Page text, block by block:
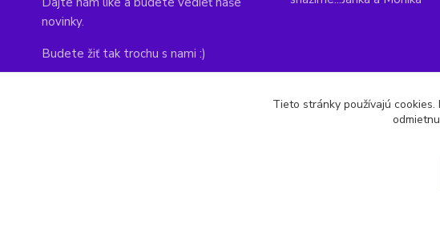
novinky.
Budete žiť tak trochu s nami :)
Tieto stránky používajú